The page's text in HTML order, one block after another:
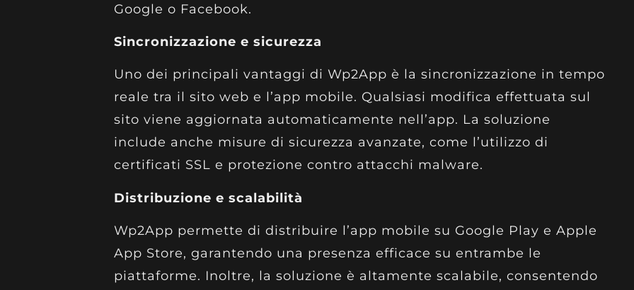
Google o Facebook.
Sincronizzazione e sicurezza
Uno dei principali vantaggi di Wp2App è la sincronizzazione in tempo
reale tra il sito web e l’app mobile. Qualsiasi modifica effettuata sul
sito viene aggiornata automaticamente nell’app. La soluzione
include anche misure di sicurezza avanzate, come l’utilizzo di
certificati SSL e protezione contro attacchi malware.
Distribuzione e scalabilità
Wp2App permette di distribuire l’app mobile su Google Play e Apple
App Store, garantendo una presenza efficace su entrambe le
piattaforme. Inoltre, la soluzione è altamente scalabile, consentendo